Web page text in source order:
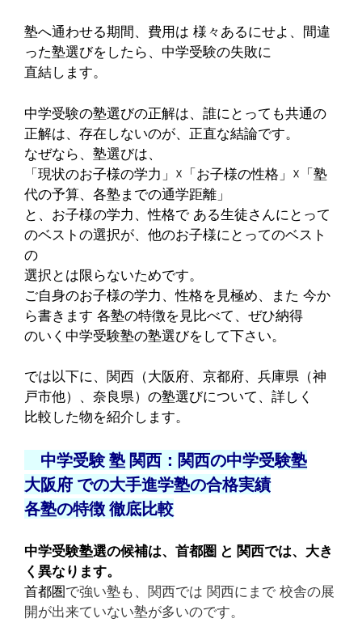
塾へ通わせる期間、費用は 様々あるにせよ、間違
った塾選びをしたら、中学受験の失敗に
直結します。
中学受験の塾選びの正解は、誰にとっても共通の
正解は、存在しないのが、正直な結論です。
なぜなら、塾選びは、
「現状のお子様の学力」☓「お子様の性格」☓「塾
代の予算、各塾までの通学距離」
と、お子様の学力、性格で ある生徒さんにとって
のベストの選択が、他のお子様にとってのベスト
の
選択とは限らないためです。
ご自身のお子様の学力、性格を見極め、また 今か
ら書きます 各塾の特徴を見比べて、ぜひ納得
のいく 中学受験塾の塾選びをして下さい。
では以下に、関西（大阪府、京都府、兵庫県（神
戸市他）、奈良県）の塾選びについて、詳しく
比較した物を紹介します。
中学受験 塾 関西：関西の中学受験塾
大阪府 での大手進学塾の合格実績
各塾の特徴 徹底比較
中学受験塾選の候補は、首都圏 と 関西では、大き
く異なります。
首都圏で強い塾も、関西では 関西にまで 校舎の展
開が出来ていない塾が多いのです。